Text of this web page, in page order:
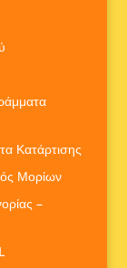
Κατάρτισης
Μορίων
–